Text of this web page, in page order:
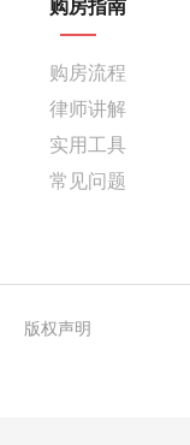
购房流程
律师讲解
实用工具
常见问题
版权声明